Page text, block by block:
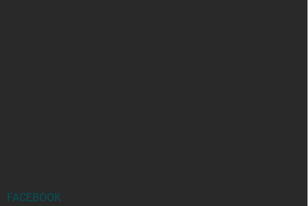
FACEBOOK